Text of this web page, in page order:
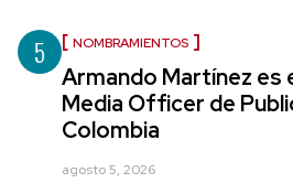
5 NOMBRAMIENTOS
Armando Martínez es
Media Officer de
Colombia
agosto 5, 2026